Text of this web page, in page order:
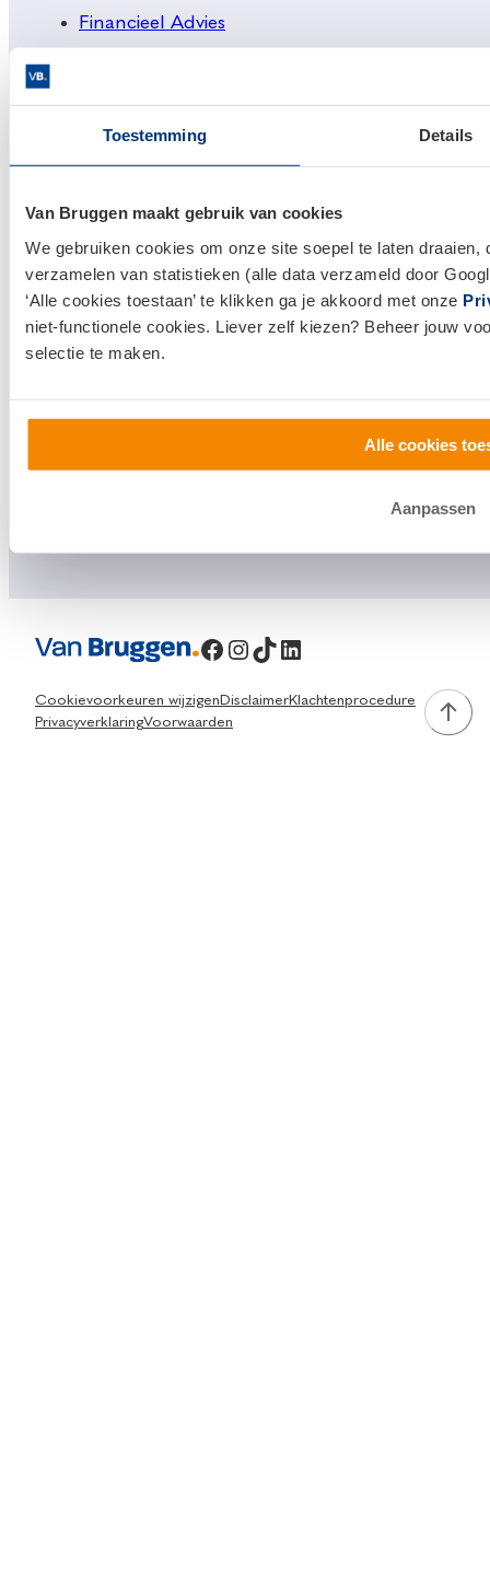
Toestemming Details
Van Bruggen maakt gebruik van cookies
We gebruiken cookies om onze site soepel te laten
verzamelen van statistieken (alle data verzameld door
‘Alle cookies toestaan’ te klikken ga je akkoord met onze
niet-functionele cookies. Liever zelf kiezen? Beheer jouw
selectie te maken.
Alle cookies
Aanpassen
Financieel Advies
Huis kopen
Huis verkopen
Bezoek eenvestigingbij jou in de buurt, of neem
contact met ons op.
0800 1600
Facebook
Instagram
TikTok
LinkedIn
Cookievoorkeuren wijzigen DisclaimerKlachtenprocedure
PrivacyverklaringVoorwaarden